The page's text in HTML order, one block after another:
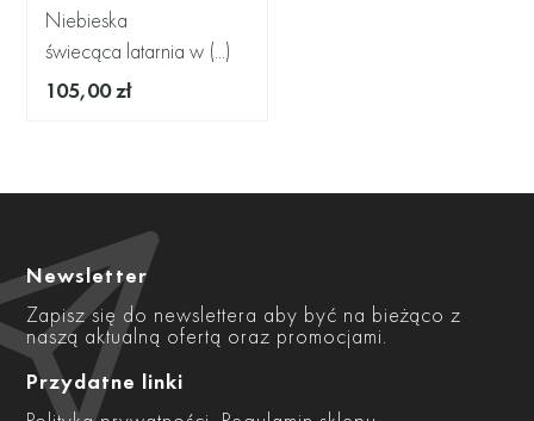
Niebieska
świecąca latarnia w (...)
105,00 zł
Newsletter
Zapisz się do newslettera aby być na bieżąco z
naszą aktualną ofertą oraz promocjami.
Przydatne linki